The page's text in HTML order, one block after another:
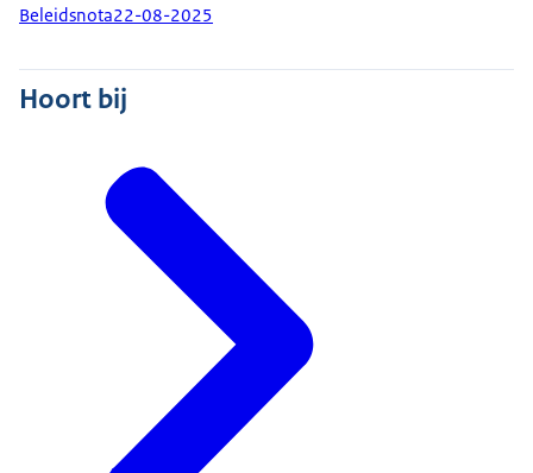
Beleidsnota22-08-2025
Hoort bij